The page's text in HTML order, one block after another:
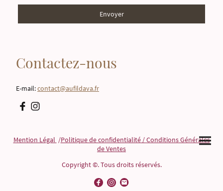
Envoyer
Contactez-nous
E-mail:contact@aufildava.fr
Mention Légal /Politique de confidentialité/Conditions Générales
de Ventes
Copyright ©. Tous droits réservés.